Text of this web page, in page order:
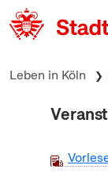
zum Inhalt springen
Leben in Köln